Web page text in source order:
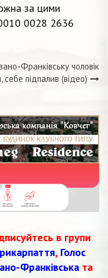
за цими
0028 2636
Франківську чоловік
себе підпалив (відео)
в групи
, Голос
Франківськата